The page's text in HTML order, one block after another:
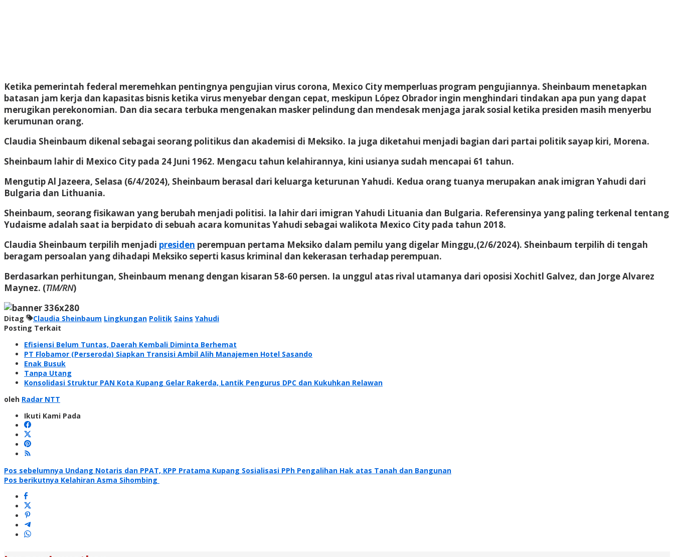
Ketika pemerintah federal meremehkan pentingnya pengujian virus corona, Mexico City memperluas program pengujiannya. Sheinbaum menetapkan
batasan jam kerja dan kapasitas bisnis ketika virus menyebar dengan cepat, meskipun López Obrador ingin menghindari tindakan apa pun yang dapat
merugikan perekonomian. Dan dia secara terbuka mengenakan masker pelindung dan mendesak menjaga jarak sosial ketika presiden masih menyerbu
kerumunan orang.
Claudia Sheinbaum dikenal sebagai seorang politikus dan akademisi di Meksiko. Ia juga diketahui menjadi bagian dari partai politik sayap kiri, Morena.
Sheinbaum lahir di Mexico City pada 24 Juni 1962. Mengacu tahun kelahirannya, kini usianya sudah mencapai 61 tahun.
Mengutip Al Jazeera, Selasa (6/4/2024), Sheinbaum berasal dari keluarga keturunan Yahudi. Kedua orang tuanya merupakan anak imigran Yahudi dari
Bulgaria dan Lithuania.
Sheinbaum, seorang fisikawan yang berubah menjadi politisi. Ia lahir dari imigran Yahudi Lituania dan Bulgaria. Referensinya yang paling terkenal tentang
Yudaisme adalah saat ia berpidato di sebuah acara komunitas Yahudi sebagai walikota Mexico City pada tahun 2018.
Claudia Sheinbaum terpilih menjadi presiden perempuan pertama Meksiko dalam pemilu yang digelar Minggu,(2/6/2024). Sheinbaum terpilih di tengah
beragam persoalan yang dihadapi Meksiko seperti kasus kriminal dan kekerasan terhadap perempuan.
Berdasarkan perhitungan, Sheinbaum menang dengan kisaran 58-60 persen. Ia unggul atas rival utamanya dari oposisi Xochitl Galvez, dan Jorge Alvarez
Maynez. (TIM/RN)
Ditag Claudia Sheinbaum Lingkungan Politik Sains Yahudi
Posting Terkait
Efisiensi Belum Tuntas, Daerah Kembali Diminta Berhemat
PT Flobamor (Perseroda) Siapkan Transisi Ambil Alih Manajemen Hotel Sasando
Enak Busuk
Tanpa Utang
Konsolidasi Struktur PAN Kota Kupang Gelar Rakerda, Lantik Pengurus DPC dan Kukuhkan Relawan
oleh Radar NTT
Ikuti Kami Pada
Navigasi
pos
Pos sebelumnya Undang Notaris dan PPAT, KPP Pratama Kupang Sosialisasi PPh Pengalihan Hak atas Tanah dan Bangunan
Pos berikutnya Kelahiran Asma Sihombing